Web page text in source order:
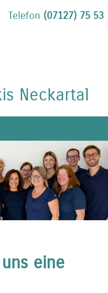
Telefon (07127) 75 53
Neckartal
eine